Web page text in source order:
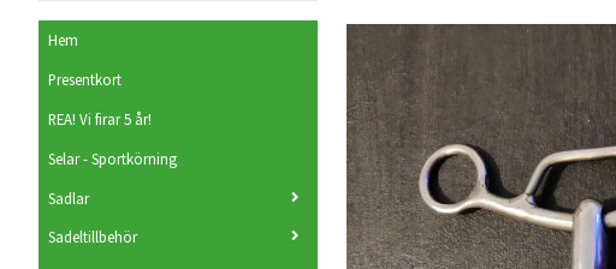
Hem
Presentkort
REA! Vi firar 5 år!
Selar - Sportkörning
Sadlar
Sadeltillbehör